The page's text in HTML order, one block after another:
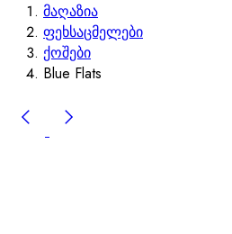
მაღაზია
ფეხსაცმელები
ქოშები
Blue Flats